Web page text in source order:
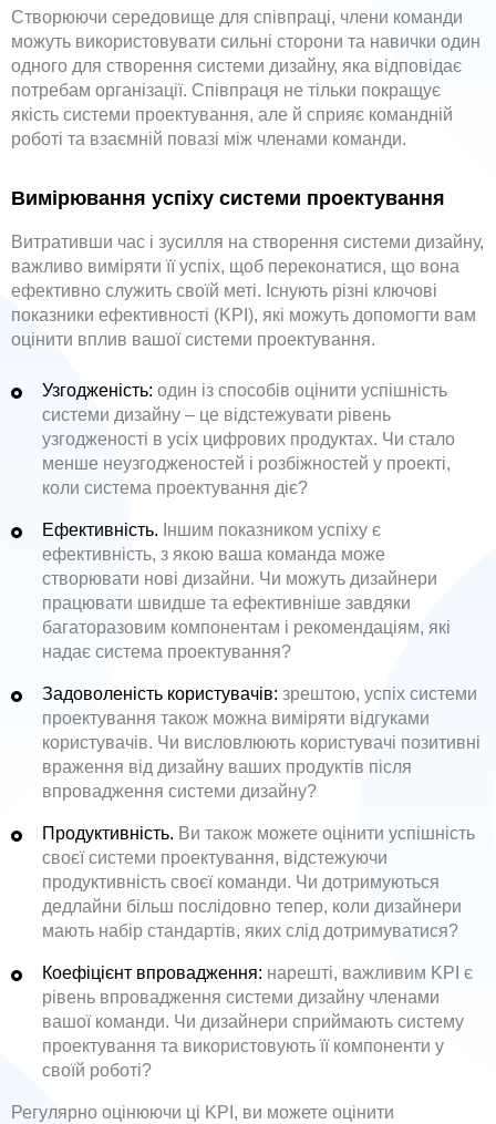
Створюючи середовище для співпраці, члени команди
можуть використовувати сильні сторони та навички один
одного для створення системи дизайну, яка відповідає
потребам організації. Співпраця не тільки покращує
якість системи проектування, але й сприяє командній
роботі та взаємній повазі між членами команди.
Вимірювання успіху системи проектування
Витративши час і зусилля на створення системи дизайну,
важливо виміряти її успіх, щоб переконатися, що вона
ефективно служить своїй меті. Існують різні ключові
показники ефективності (KPI), які можуть допомогти вам
оцінити вплив вашої системи проектування.
Узгодженість: один із способів оцінити успішність
системи дизайну – це відстежувати рівень
узгодженості в усіх цифрових продуктах. Чи стало
менше неузгодженостей і розбіжностей у проекті,
коли система проектування діє?
Ефективність. Іншим показником успіху є
ефективність, з якою ваша команда може
створювати нові дизайни. Чи можуть дизайнери
працювати швидше та ефективніше завдяки
багаторазовим компонентам і рекомендаціям, які
надає система проектування?
Задоволеність користувачів: зрештою, успіх системи
проектування також можна виміряти відгуками
користувачів. Чи висловлюють користувачі позитивні
враження від дизайну ваших продуктів після
впровадження системи дизайну?
Продуктивність. Ви також можете оцінити успішність
своєї системи проектування, відстежуючи
продуктивність своєї команди. Чи дотримуються
дедлайни більш послідовно тепер, коли дизайнери
мають набір стандартів, яких слід дотримуватися?
Коефіцієнт впровадження: нарешті, важливим KPI є
рівень впровадження системи дизайну членами
вашої команди. Чи дизайнери сприймають систему
проектування та використовують її компоненти у
своїй роботі?
Регулярно оцінюючи ці KPI, ви можете оцінити